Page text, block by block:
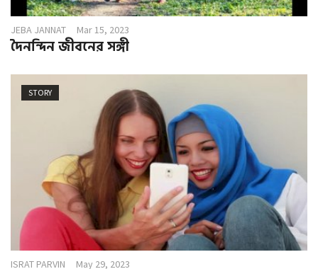
JEBA JANNAT Mar 15, 2023
দৈনন্দিন জীবনের সঙ্গী
STORY
ISRAT PARVIN May 29, 2023